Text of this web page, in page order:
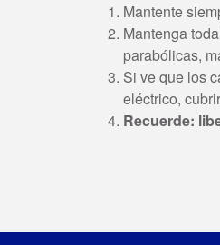
Mantente
Mantenga
parabólicas,
Si ve que los
eléctrico,
Recuerde: